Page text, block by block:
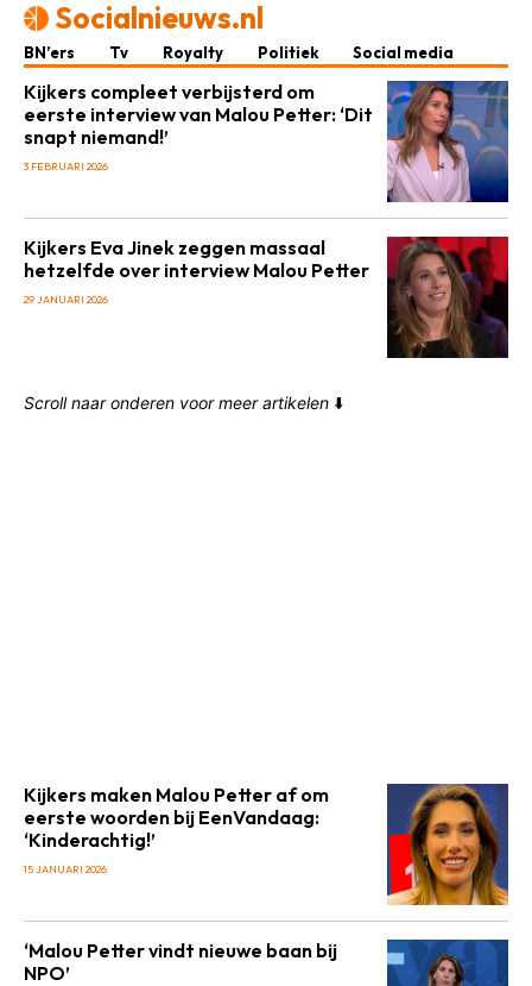
Socialnieuws.nl
BN’ers Tv Royalty Politiek Social media
Kijkers compleet verbijsterd om
eerste interview van Malou Petter: ‘Dit
snapt niemand!’
3 FEBRUARI 2026
Kijkers Eva Jinek zeggen massaal
hetzelfde over interview Malou Petter
29 JANUARI 2026
Scroll naar onderen voor meer artikelen ⬇️
Kijkers maken Malou Petter af om
eerste woorden bij EenVandaag:
‘Kinderachtig!’
15 JANUARI 2026
‘Malou Petter vindt nieuwe baan bij
NPO’